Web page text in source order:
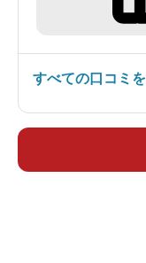
すべての口コミ